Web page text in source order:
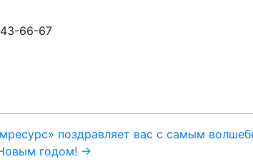
66-67
поздравляет вас с самым
годом! →